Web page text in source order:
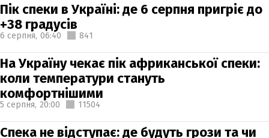
Пік спеки в Україні: де 6 серпня пригріє до
+38 градусів
6 серпня, 06:40 841
На Україну чекає пік африканської спеки:
коли температури стануть
комфортнішими
5 серпня, 20:00 11504
Спека не відступає: де будуть грози та чи